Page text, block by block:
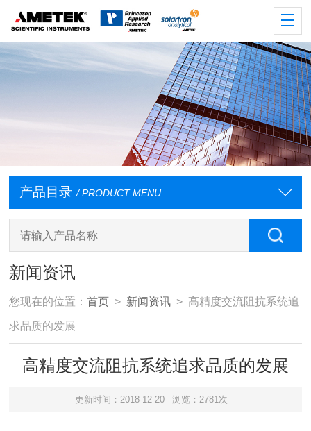
产品目录 / PRODUCT MENU
新闻资讯
您现在的位置：首页 > 新闻资讯 > 高精度交流阻抗系统追
求品质的发展
高精度交流阻抗系统追求品质的发展
更新时间：2018-12-20 浏览：2781次